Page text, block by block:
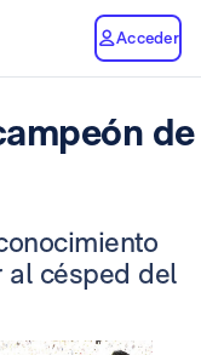
Acceder
de
al césped del